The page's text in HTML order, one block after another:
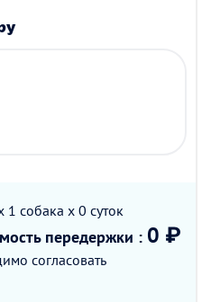
1 собака x 0 суток
передержки : 0 ₽
согласовать